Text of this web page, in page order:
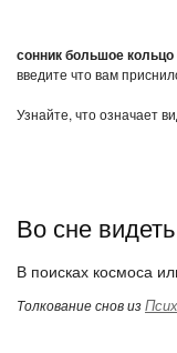
сонник большое
введите что вам
Узнайте, что означает
Во сне
В поисках космоса
Толкование снов из